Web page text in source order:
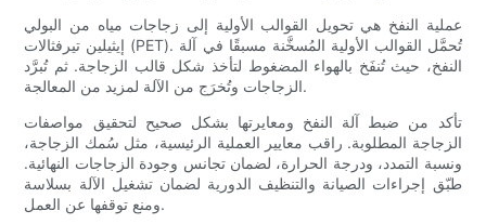
عملية النفخ هي تحويل القوالب الأولية إلى زجاجات مياه من البولي
إيثيلين تيرفثالات (PET). تُحمَّل القوالب الأولية المُسخَّنة مسبقًا في آلة
النفخ، حيث تُنفَخ بالهواء المضغوط لتأخذ شكل قالب الزجاجة. ثم تُبرَّد
الزجاجات وتُخرَج من الآلة لمزيد من المعالجة.
تأكد من ضبط آلة النفخ ومعايرتها بشكل صحيح لتحقيق مواصفات
الزجاجة المطلوبة. راقب معايير العملية الرئيسية، مثل سُمك الزجاجة،
ونسبة التمدد، ودرجة الحرارة، لضمان تجانس وجودة الزجاجات النهائية.
طبّق إجراءات الصيانة والتنظيف الدورية لضمان تشغيل الآلة بسلاسة
ومنع توقفها عن العمل.